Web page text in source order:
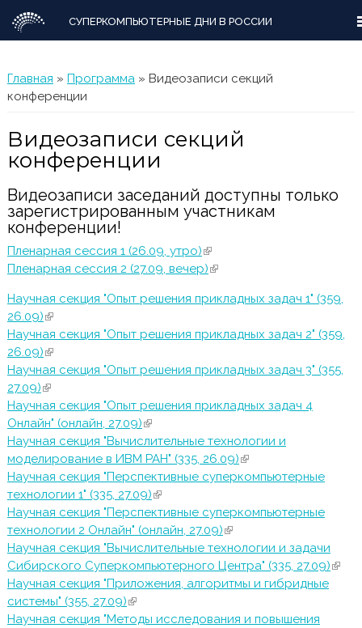
СУПЕРКОМПЬЮТЕРНЫЕ ДНИ В РОССИИ
Вы здесь
Главная » Программа» Видеозаписи секций
конференции
Видеозаписи секций
конференции
Видеозаписи заседаний доступны только
зарегистрированным участникам
конференции!
Пленарная сессия 1 (26.09, утро)(внешняя ссылка)
Пленарная сессия 2 (27.09, вечер)(внешняя ссылка)
Научная секция "Опыт решения прикладных задач 1" (359,
26.09)(внешняя ссылка)
Научная секция "Опыт решения прикладных задач 2" (359,
26.09)(внешняя ссылка)
Научная секция "Опыт решения прикладных задач 3" (355,
27.09)(внешняя ссылка)
Научная секция "Опыт решения прикладных задач 4
Онлайн" (онлайн, 27.09)(внешняя ссылка)
Научная секция "Вычислительные технологии и
моделирование в ИВМ РАН" (335, 26.09)(внешняя ссылка)
Научная секция "Перспективные суперкомпьютерные
технологии 1" (335, 27.09)(внешняя ссылка)
Научная секция "Перспективные суперкомпьютерные
технологии 2 Онлайн" (онлайн, 27.09)(внешняя ссылка)
Научная секция "Вычислительные технологии и задачи
Сибирского Суперкомпьютерного Центра" (335, 27.09)
Научная секция "Приложения, алгоритмы и гибридные
системы" (355, 27.09)(внешняя ссылка)
Научная секция "Методы исследования и повышения